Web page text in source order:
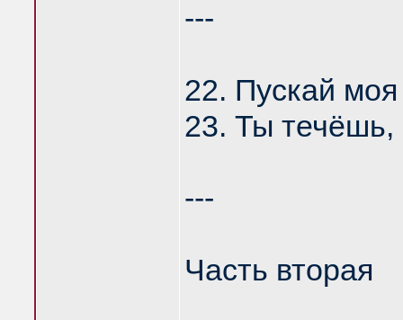
---
22. Пускай
23. Ты течёшь,
---
Часть вторая